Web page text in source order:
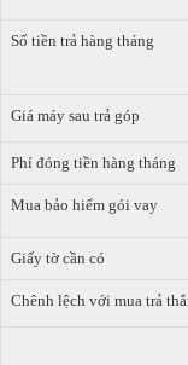
Số tiền trả hàng tháng
Giá máy sau trả góp
Phí đóng tiền hàng tháng
Mua bảo hiểm gói vay
Giấy tờ cần có
Chênh lệch với mua trả